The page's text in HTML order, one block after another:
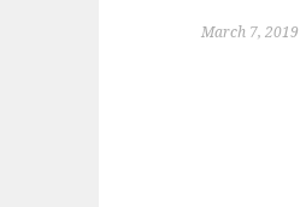
March 7, 2019